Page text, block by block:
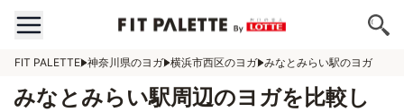
FIT PALETTE 神奈川県のヨガ 横浜市西区のヨガ みなとみらい駅のヨガ
みなとみらい駅周辺のヨガを比較し